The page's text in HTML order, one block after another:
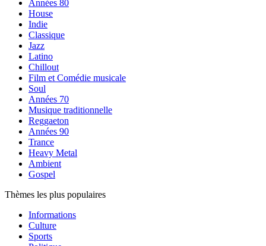
Années 80
House
Indie
Classique
Jazz
Latino
Chillout
Film et Comédie musicale
Soul
Années 70
Musique traditionnelle
Reggaeton
Années 90
Trance
Heavy Metal
Ambient
Gospel
Thèmes les plus populaires
Informations
Culture
Sports